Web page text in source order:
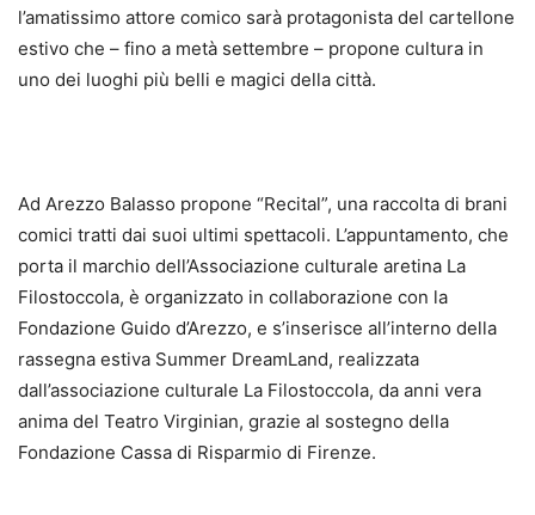
l’amatissimo attore comico sarà protagonista del cartellone
estivo che – fino a metà settembre – propone cultura in
uno dei luoghi più belli e magici della città.
Ad Arezzo Balasso propone “Recital”, una raccolta di brani
comici tratti dai suoi ultimi spettacoli. L’appuntamento, che
porta il marchio dell’Associazione culturale aretina La
Filostoccola, è organizzato in collaborazione con la
Fondazione Guido d’Arezzo, e s’inserisce all’interno della
rassegna estiva Summer DreamLand, realizzata
dall’associazione culturale La Filostoccola, da anni vera
anima del Teatro Virginian, grazie al sostegno della
Fondazione Cassa di Risparmio di Firenze.